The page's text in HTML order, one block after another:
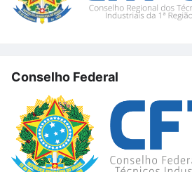
Conselho Federal